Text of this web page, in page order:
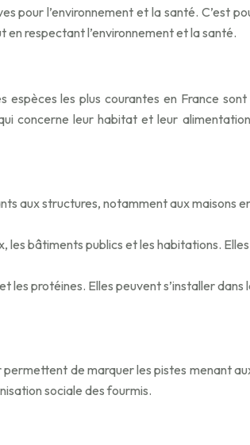
pour l’environnement et la santé. C’est
respectant l’environnement et la santé.
les plus courantes en France
concerne leur habitat et leur
aux structures, notamment aux maisons
bâtiments publics et les habitations.
protéines. Elles peuvent s’installer dans
de marquer les pistes menant
sociale des fourmis.